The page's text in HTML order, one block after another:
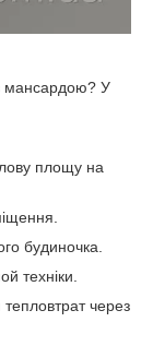
мансардою? У
площу на
будиночка.
техніки.
через